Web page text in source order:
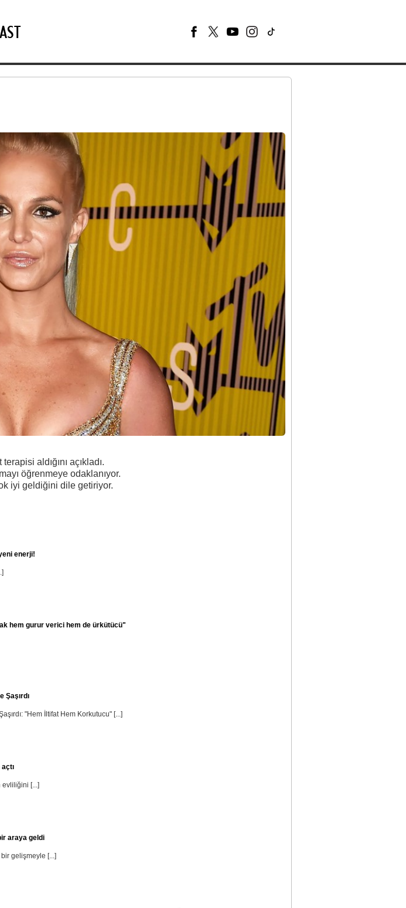
aldığını açıkladı.
öğrenmeye odaklanıyor.
iyi geldiğini dile getiriyor.
enerji!
hem gurur verici hem de ürkütücü"
Şaşırdı
"Hem İltifat Hem Korkutucu" [...]
evliliğini [...]
araya geldi
gelişmeyle [...]